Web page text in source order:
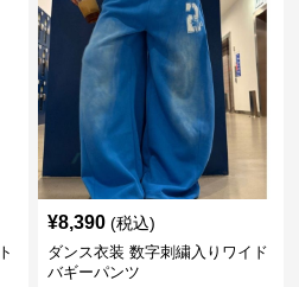
¥8,390 (税込)
ダンス衣装 数字刺繍入りワイド
バギーパンツ